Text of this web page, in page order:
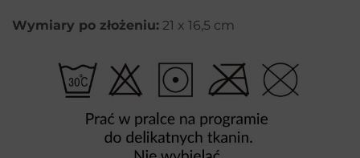
Wymiary po złożeniu: 21 x 16,5 cm